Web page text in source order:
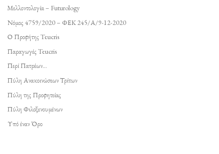
Μελλοντολογία – Futurology
Νόμος 4759/2020 – ΦΕΚ 245/Α/9-12-2020
Ο Προφήτης Teucris
Παραγωγές Teucris
Περί Πατρέων…
Πύλη Ανακοινώσεων Τρίτων
Πύλη της Προφητείας
Πύλη Φιλοξενουμένων
Υπό έναν Όρο